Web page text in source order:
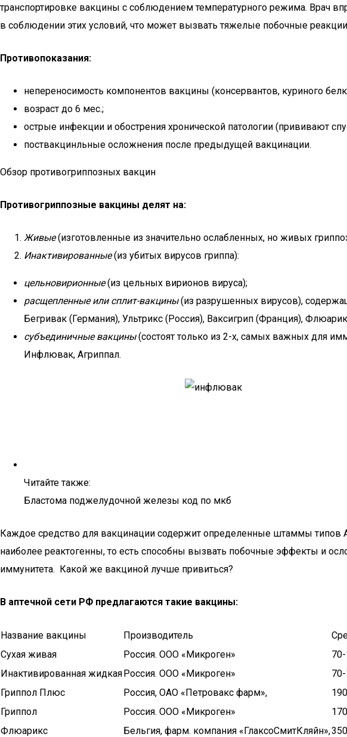
транспортировке вакцины с соблюдением температурного режима. Врач
в соблюдении этих условий, что может вызвать тяжелые побочные реакции
Противопоказания:
непереносимость компонентов вакцины (консервантов, куриного
возраст до 6 мес.;
острые инфекции и обострения хронической патологии (прививают
поствакцинльные осложнения после предыдущей вакцинации.
Обзор противогриппозных вакцин
Противогриппозные вакцины делят на:
Живые(изготовленные из значительно ослабленных, но живых
Инактивированные(из убитых вирусов гриппа):
цельновирионные(из цельных вирионов вируса);
расщепленные или сплит-вакцины(из разрушенных вирусов),
Бегривак (Германия), Ультрикс (Россия), Ваксигрип (Франция),
субъединичные вакцины(состоят только из 2-х, самых важных для
Инфлювак, Агриппал.
Читайте также:
Бластома поджелудочной железы код по мкб
Каждое средство для вакцинации содержит определенные штаммы типов
наиболее реактогенны, то есть способны вызвать побочные эффекты и
иммунитета. Какой же вакциной лучше привиться?
В аптечной сети РФ предлагаются такие вакцины:
Название вакцины Производитель
Сухая живая
Россия. ООО «Микроген»
Инактивированная жидкаяРоссия. ООО «Микроген»
Гриппол Плюс
Россия, ОАО «Петровакс фарм»,
Гриппол
Россия. ООО «Микроген»
Флюарикс
Бельгия, фарм. компания «ГлаксоСмитКляйн»,